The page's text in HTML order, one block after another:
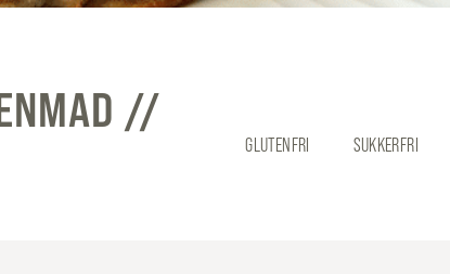
//
GLUTENFRI SUKKERFRI